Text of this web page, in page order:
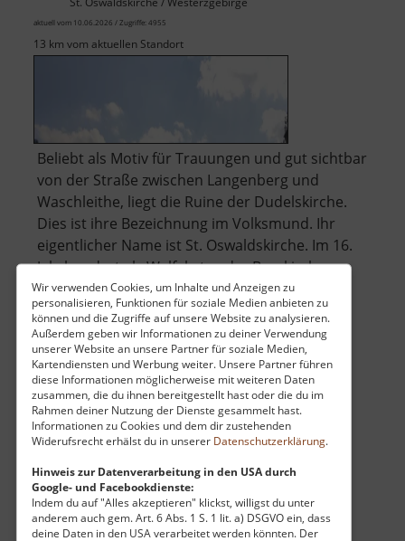
Wir verwenden Cookies, um Inhalte und Anzeigen zu
personalisieren, Funktionen für soziale Medien anbieten zu
können und die Zugriffe auf unsere Website zu analysieren.
Außerdem geben wir Informationen zu deiner Verwendung
unserer Website an unsere Partner für soziale Medien,
Kartendiensten und Werbung weiter. Unsere Partner führen
diese Informationen möglicherweise mit weiteren Daten
zusammen, die du ihnen bereitgestellt hast oder die du im
Rahmen deiner Nutzung der Dienste gesammelt hast.
Informationen zu Cookies und dem dir zustehenden
Widerufsrecht erhälst du in unserer Datenschutzerklärung.
Hinweis zur Datenverarbeitung in den USA durch
Google- und Facebookdienste:
Indem du auf "Alles akzeptieren" klickst, willigst du unter
anderem auch gem. Art. 6 Abs. 1 S. 1 lit. a) DSGVO ein, dass
deine Daten in den USA verarbeitet werden könnten. Der
aktuell vom 10.06.2026 / Zugriffe: 4955
13 km vom aktuellen Standort
Beliebt als Motiv für Trauungen und gut sichtbar
von der Straße zwischen Langenberg und
Waschleithe, liegt die Ruine der Dudelskirche.
Dies ist ihre Bezeichnung im Volksmund. Ihr
eigentlicher Name ist St. Oswaldskirche. Im 16.
Jahrhundert als Walfahrts oder Bergkirche
errichtetet, verfiel nach Auflö.. »weiterlesen
Wehrkirche Großrückerswalde
Mittleres Erzgebirge
aktuell vom 07.06.2026 / Zugriffe: 29298
9 km vom aktuellen Standort